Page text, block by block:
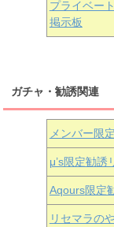
プライベー
掲示板
ガチャ・勧誘関連
メンバー限
μ’s限定勧誘
Aqours限定
リセマラの